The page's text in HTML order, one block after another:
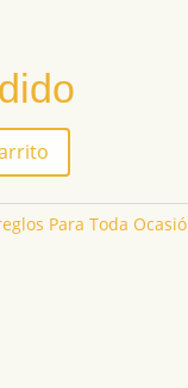
Para Toda